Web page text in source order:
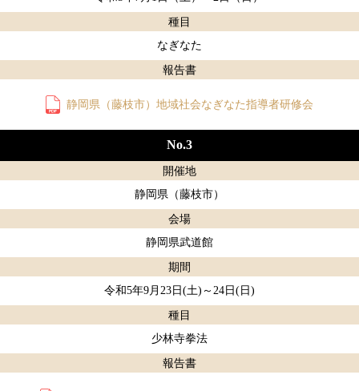
種目
なぎなた
報告書
静岡県（藤枝市）地域社会なぎなた指導者研修会
No.3
開催地
静岡県（藤枝市）
会場
静岡県武道館
期間
令和5年9月23日(土)～24日(日)
種目
少林寺拳法
報告書